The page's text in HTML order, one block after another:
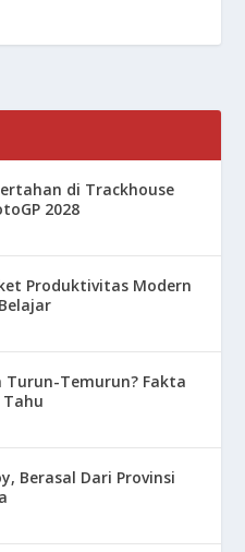
di Trackhouse
2028
Produktivitas Modern
Turun-Temurun? Fakta
Tahu
Berasal Dari Provinsi